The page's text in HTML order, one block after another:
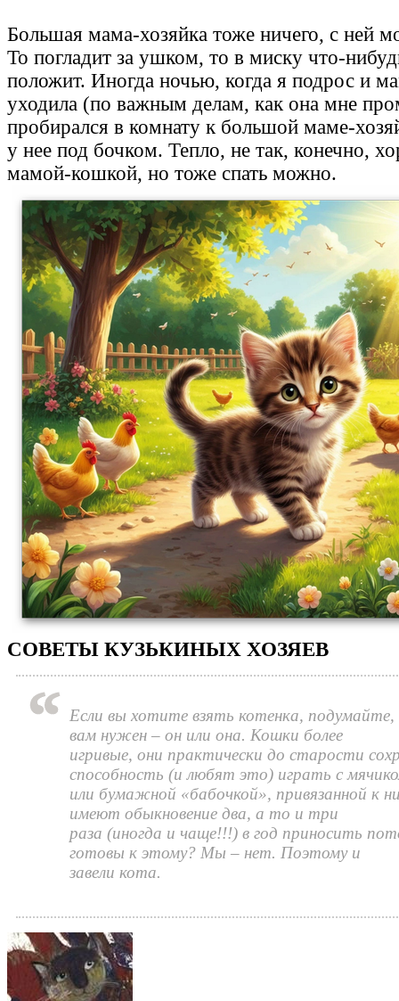
Большая мама-хозяйка тоже ничего, с ней
То погладит за ушком, то в миску что-
положит. Иногда ночью, когда я подрос и
уходила (по важным делам, как она мне
пробирался в комнату к большой маме-
у нее под бочком. Тепло, не так, конечно,
мамой-кошкой, но тоже спать можно.
СОВЕТЫ КУЗЬКИНЫХ ХОЗЯЕВ
Если вы хотите взять котенка,
вам нужен – он или она. Кошки более
игривые, они практически до старости
способность (и любят это) играть с
или бумажной «бабочкой», привязанной к
имеют обыкновение два, а то и три
раза (иногда и чаще!!!) в год приносить
готовы к этому? Мы – нет. Поэтому и
завели кота.